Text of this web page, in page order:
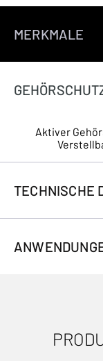
MERKMALE
Aktiver
TECHNISCHE
126902